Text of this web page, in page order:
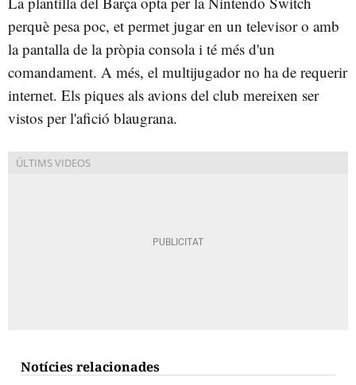
perquè pesa poc, et permet jugar en un televisor o amb
la pantalla de la pròpia consola i té més d'un
comandament. A més, el multijugador no ha de requerir
internet. Els piques als avions del club mereixen ser
vistos per l'afició blaugrana.
Notícies relacionades